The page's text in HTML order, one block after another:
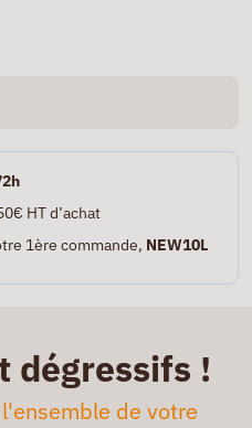
HT d’achat
1ère commande, NEW10L
dégressifs !
l'ensemble de votre